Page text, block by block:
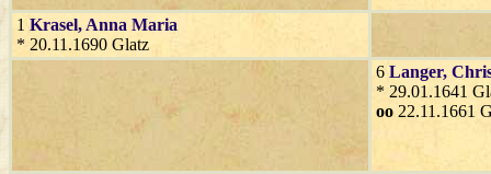
1 Krasel, Anna Maria
* 20.11.1690 Glatz
6 Langer,
* 29.01.1641
oo 22.11.1661